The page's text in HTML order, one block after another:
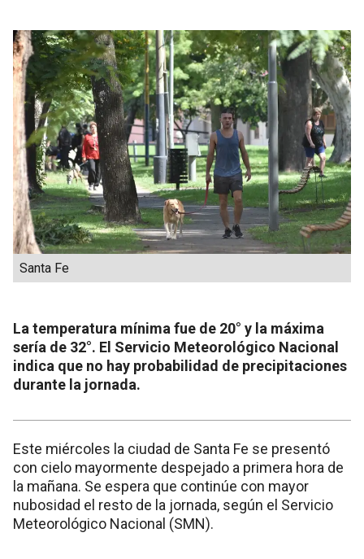
Santa Fe
La temperatura mínima fue de 20° y la máxima
sería de 32°. El Servicio Meteorológico Nacional
indica que no hay probabilidad de precipitaciones
durante la jornada.
Este miércoles la ciudad de Santa Fe se presentó
con cielo mayormente despejado a primera hora de
la mañana. Se espera que continúe con mayor
nubosidad el resto de la jornada, según el Servicio
Meteorológico Nacional (SMN).